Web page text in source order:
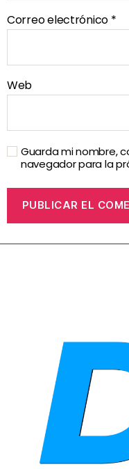
Correo electrónico *
Web
Guarda mi nombre,
navegador para la